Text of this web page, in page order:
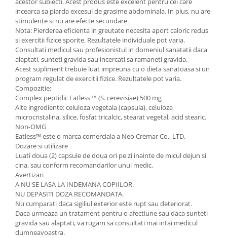
incearca sa piarda excesul de grasime abdominala. In plus, nu are
stimulente si nu are efecte secundare.
Nota: Pierderea eficienta in greutate necesita aport caloric redus
si exercitii fizice sporite. Rezultatele individuale pot varia.
Consultati medicul sau profesionistul in domeniul sanatatii daca
alaptati, sunteti gravida sau incercati sa ramaneti gravida.
Acest supliment trebuie luat impreuna cu o dieta sanatoasa si un
program regulat de exercitii fizice. Rezultatele pot varia.
Compozitie:
Complex peptidic Eatless ™ (S. cerevisiae) 500 mg
Alte ingrediente: celuloza vegetala (capsula), celuloza
microcristalina, silice, fosfat tricalcic, stearat vegetal, acid stearic.
Non-OMG
Eatless™ este o marca comerciala a Neo Cremar Co., LTD.
Dozare si utilizare
Luati doua (2) capsule de doua ori pe zi inainte de micul dejun si
cina, sau conform recomandarilor unui medic.
Avertizari
A NU SE LASA LA INDEMANA COPIILOR.
NU DEPASITI DOZA RECOMANDATA.
Nu cumparati daca sigiliul exterior este rupt sau deteriorat.
Daca urmeaza un tratament pentru o afectiune sau daca sunteti
gravida sau alaptati, va rugam sa consultati mai intai medicul
dumneavoastra.